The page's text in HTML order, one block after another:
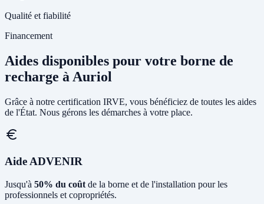
Qualité et fiabilité
Financement
Aides disponibles pour votre borne de
recharge à Auriol
Grâce à notre certification IRVE, vous bénéficiez de toutes les aides
de l'État. Nous gérons les démarches à votre place.
Aide ADVENIR
Jusqu'à 50% du coût de la borne et de l'installation pour les
professionnels et copropriétés.